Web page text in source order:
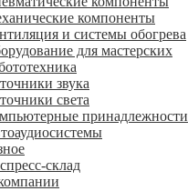
компоненты
и системы обогрева
для мастерских
звука
света
принадлежности
склад